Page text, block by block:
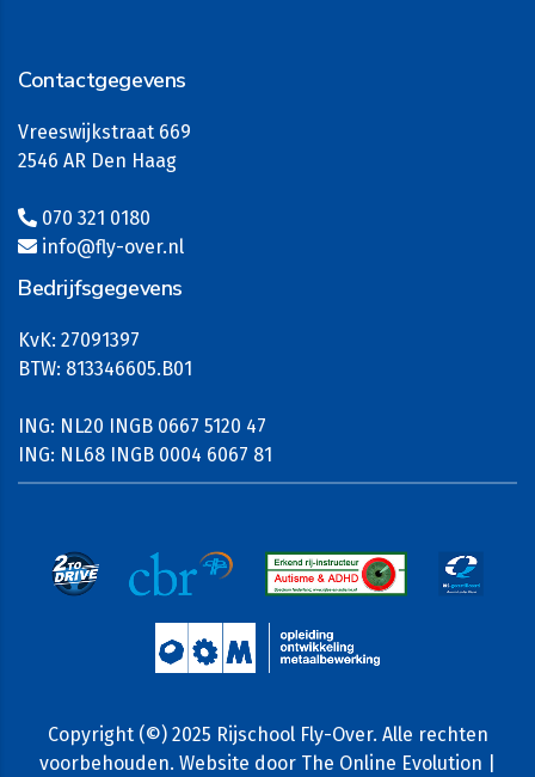
Contactgegevens
Vreeswijkstraat 669
2546 AR Den Haag
070 321 0180
info@fly-over.nl
Bedrijfsgegevens
KvK: 27091397
BTW: 813346605.B01
ING: NL20 INGB 0667 5120 47
ING: NL68 INGB 0004 6067 81
Copyright (©) 2025 Rijschool Fly-Over. Alle rechten
voorbehouden. Website door The Online Evolution